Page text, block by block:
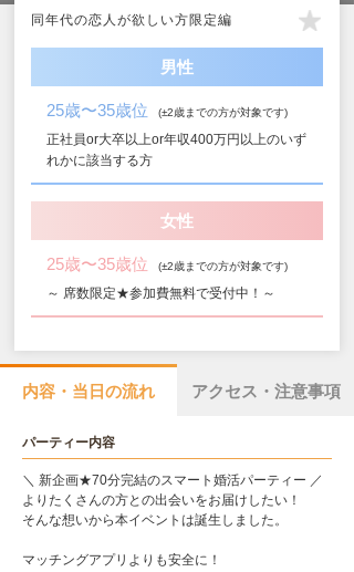
同年代の恋人が欲しい方限定編
男性
25歳〜35歳位 (±2歳までの方が対象です)
正社員or大卒以上or年収400万円以上のいず
れかに該当する方
女性
25歳〜35歳位 (±2歳までの方が対象です)
～ 席数限定★参加費無料で受付中！～
内容・当日の流れ アクセス・注意事項
パーティー内容
＼ 新企画★70分完結のスマート婚活パーティー ／
よりたくさんの方との出会いをお届けしたい！
そんな想いから本イベントは誕生しました。
マッチングアプリよりも安全に！